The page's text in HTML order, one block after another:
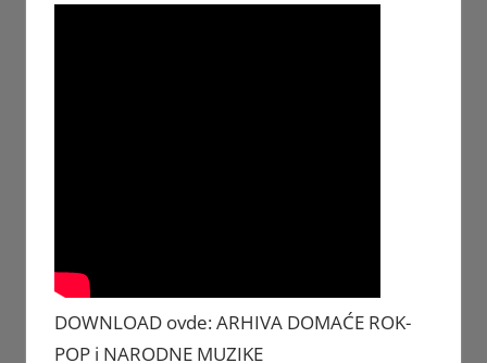
DOWNLOAD ovde: ARHIVA DOMAĆE ROK-
POP i NARODNE MUZIKE